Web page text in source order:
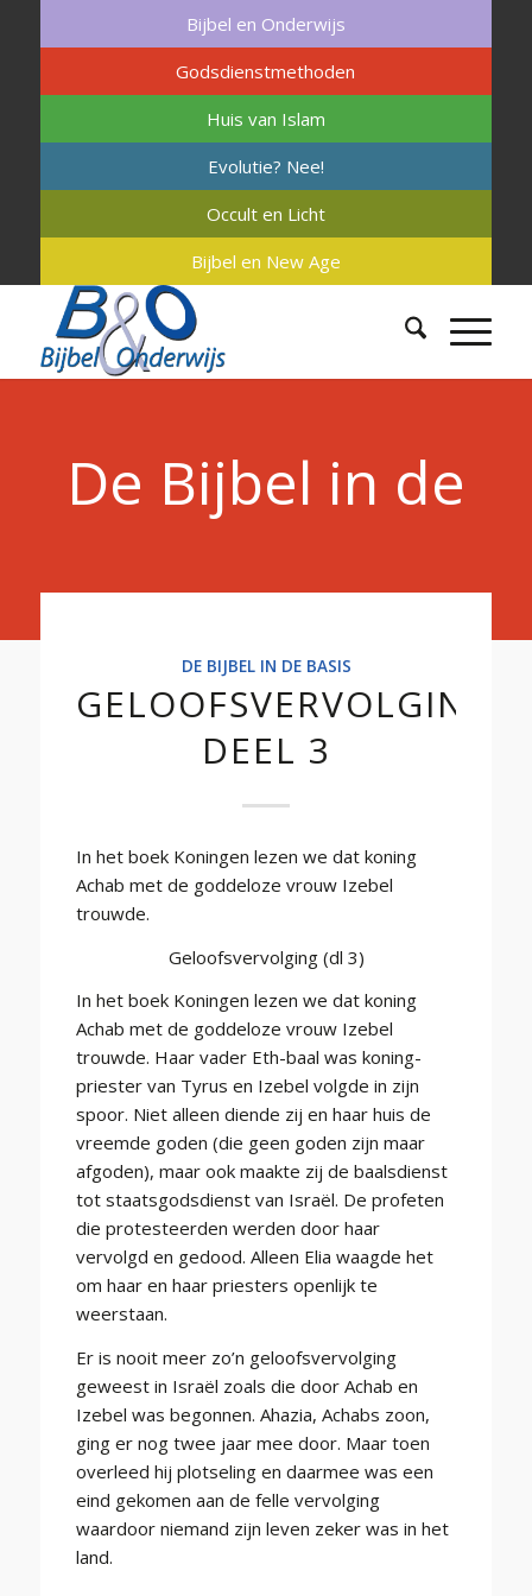
Bijbel en Onderwijs
Godsdienstmethoden
Huis van Islam
Evolutie? Nee!
Occult en Licht
Bijbel en New Age
De Bijbel in de
Basis
DE BIJBEL IN DE BASIS
GELOOFSVERVOLGING
DEEL 3
In het boek Koningen lezen we dat koning
Achab met de goddeloze vrouw Izebel
trouwde.
Geloofsvervolging (dl 3)
In het boek Koningen lezen we dat koning
Achab met de goddeloze vrouw Izebel
trouwde. Haar vader Eth-baal was koning-
priester van Tyrus en Izebel volgde in zijn
spoor. Niet alleen diende zij en haar huis de
vreemde goden (die geen goden zijn maar
afgoden), maar ook maakte zij de baalsdienst
tot staatsgodsdienst van Israël. De profeten
die protesteerden werden door haar
vervolgd en gedood. Alleen Elia waagde het
om haar en haar priesters openlijk te
weerstaan.
Er is nooit meer zo’n geloofsvervolging
geweest in Israël zoals die door Achab en
Izebel was begonnen. Ahazia, Achabs zoon,
ging er nog twee jaar mee door. Maar toen
overleed hij plotseling en daarmee was een
eind gekomen aan de felle vervolging
waardoor niemand zijn leven zeker was in het
land.